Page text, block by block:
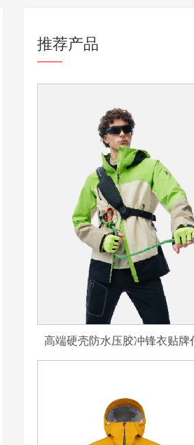
推荐产品
高端硬壳防水压胶冲锋衣贴牌